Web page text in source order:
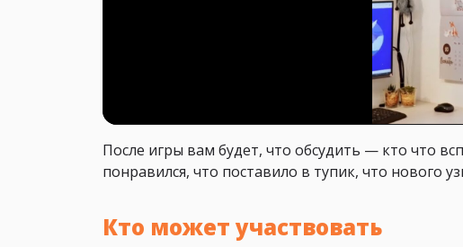
После игры вам будет, что обсудить — кто что
понравился, что поставило в тупик, что нового
Кто может участвовать